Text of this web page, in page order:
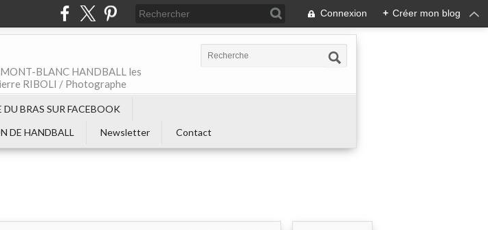
Connexion + Créer mon blog
BLANC HANDBALL les
RIBOLI / Photographe
DU BRAS SUR FACEBOOK
DE HANDBALL Newsletter Contact